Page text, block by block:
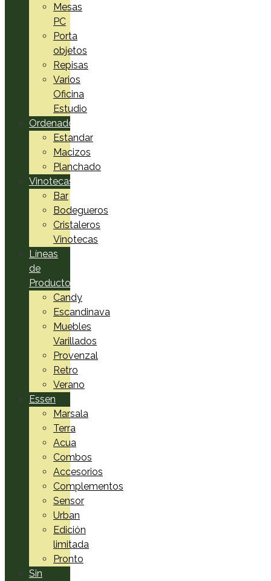
Mesas
PC
Porta
objetos
Repisas
Varios
Oficina
Estudio
Ordenadores
Estandar
Macizos
Planchado
Vinotecas
Bar
Bodegueros
Cristaleros
Vinotecas
Líneas
de
Productos
Candy
Escandinava
Muebles
Varillados
Provenzal
Retro
Verano
Essen
Marsala
Terra
Acua
Combos
Accesorios
Complementos
Sensor
Urban
Edición
limitada
Pronto
Sin